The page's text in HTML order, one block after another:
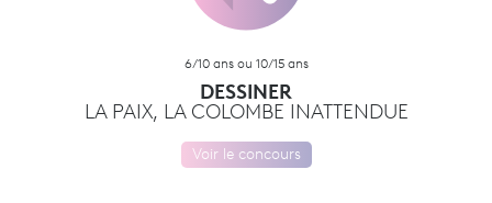
6/10 ans ou 10/15 ans
DESSINER
LA PAIX, LA COLOMBE INATTENDUE
Voir le concours